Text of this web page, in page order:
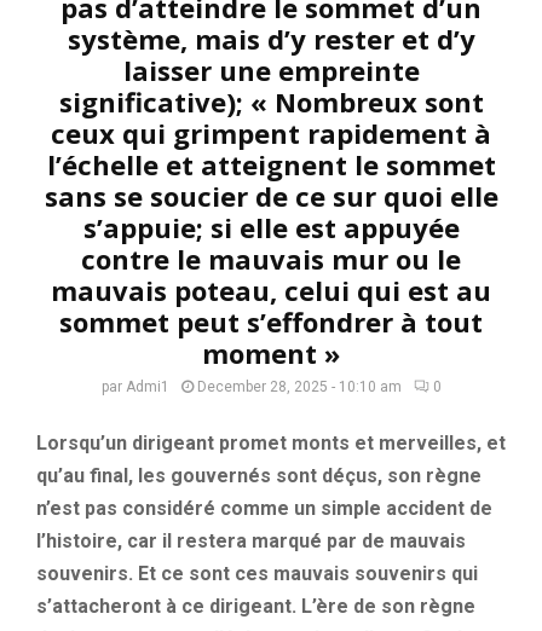
pas d’atteindre le sommet d’un
système, mais d’y rester et d’y
laisser une empreinte
significative); « Nombreux sont
ceux qui grimpent rapidement à
l’échelle et atteignent le sommet
sans se soucier de ce sur quoi elle
s’appuie; si elle est appuyée
contre le mauvais mur ou le
mauvais poteau, celui qui est au
sommet peut s’effondrer à tout
moment »
par Admi1 December 28, 2025 - 10:10 am 0
Lorsqu’un dirigeant promet monts et merveilles, et
qu’au final, les gouvernés sont déçus, son règne
n’est pas considéré comme un simple accident de
l’histoire, car il restera marqué par de mauvais
souvenirs. Et ce sont ces mauvais souvenirs qui
s’attacheront à ce dirigeant. L’ère de son règne